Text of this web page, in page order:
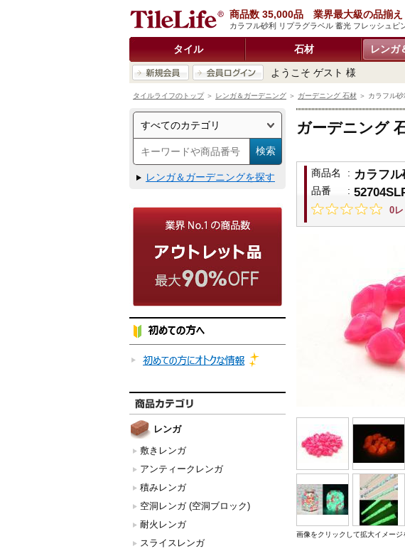
カラフル砂利 リプラグラベル 蓄光 フレッシュ
商品数 35,000品 業界最大級の品揃え
タイル 石材 レンガ
ようこそ ゲスト 様
タイルライフのトップ＞ レンガ＆ガーデニング ＞ ガーデニング 石材 ＞ カラフル
レンガ＆ガーデニングを探す
レンガ
敷きレンガ
アンティークレンガ
積みレンガ
空洞レンガ (空洞ブロック)
耐火レンガ
スライスレンガ
ガーデニング
商品名 : カラフ
品番 :
0
画像をクリックして拡大イメージ